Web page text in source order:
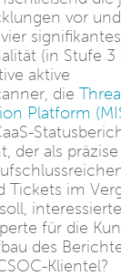
vor
(in Stufe
aktive
die
Platform
der als
Tickets im
für die
des
Klientel?